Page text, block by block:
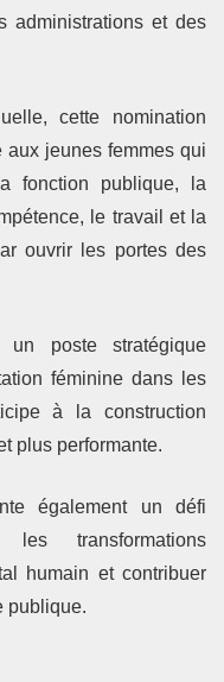
administrations et des
cette nomination
aux jeunes femmes qui
fonction publique, la
le travail et la
ouvrir les portes des
poste stratégique
féminine dans les
à la construction
plus performante.
également un défi
transformations
humain et contribuer
publique.